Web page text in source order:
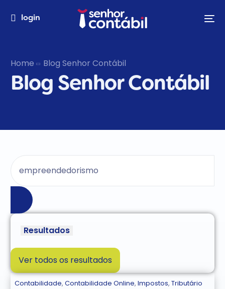
login
Home Blog Senhor Contábil
Blog Senhor Contábil
Resultados
Ver todos os resultados
Contabilidade,Contabilidade Online,Impostos,Tributário